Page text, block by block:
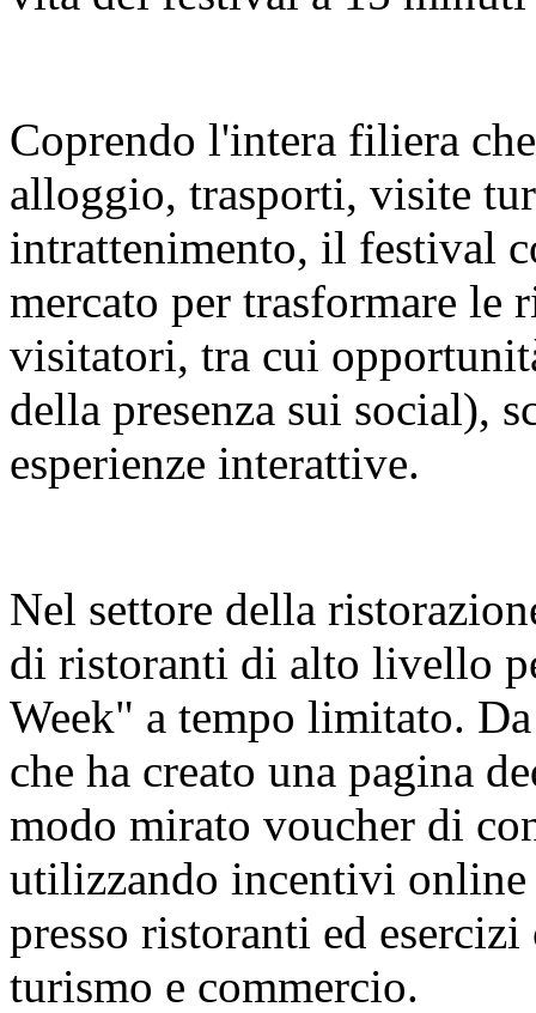
Coprendo l'intera filiera
alloggio, trasporti, visite
intrattenimento, il festival
mercato per trasformare le
visitatori, tra cui
della presenza sui social),
esperienze interattive.
Nel settore della
di ristoranti di alto livello
Week" a tempo limitato.
che ha creato una pagina
modo mirato voucher di
utilizzando incentivi online
presso ristoranti ed
turismo e commercio.